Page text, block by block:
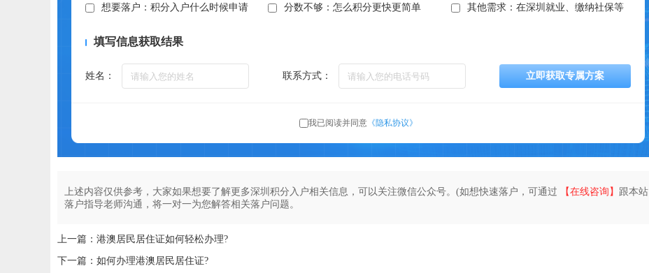
想要落户：积分入户什么时候申请 分数不够：怎么积分更快更简单 其他需求：在深圳就业、缴纳社保等
填写信息获取结果
姓名： 联系方式： 立即获取专属方案
我已阅读并同意《隐私协议》
上述内容仅供参考，大家如果想要了解更多深圳积分入户相关信息，可以关注微信公众号。(如想快速落户，可通过 【在线咨询】 跟本站
落户指导老师沟通，将一对一为您解答相关落户问题。
上一篇：港澳居民居住证如何轻松办理?
下一篇：如何办理港澳居民居住证?